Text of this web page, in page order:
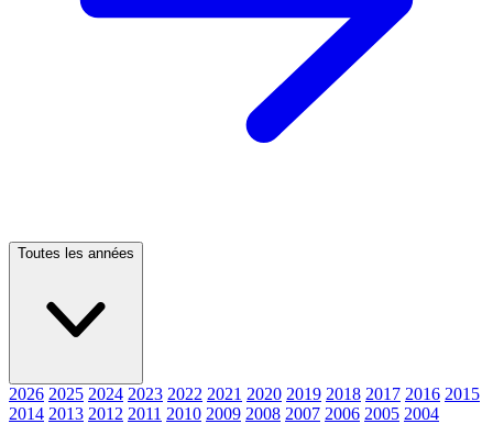
Toutes les années
2026 2025 2024 2023 2022 2021 2020 2019 2018 2017 2016 2015
2014 2013 2012 2011 2010 2009 2008 2007 2006 2005 2004